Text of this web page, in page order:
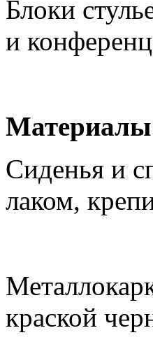
Блоки
и
Сиденья и
лаком,
краской